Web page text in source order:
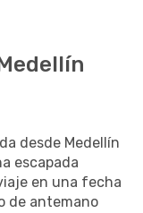
desde Medellín
escapada
en una fecha
de antemano